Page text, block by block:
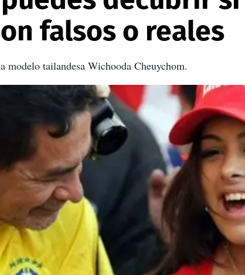
falsos o reales
tailandesa Wichooda Cheuychom.